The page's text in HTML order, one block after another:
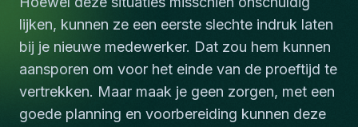
lijken, kunnen ze een eerste slechte indruk laten
bij je nieuwe medewerker. Dat zou hem kunnen
aansporen om voor het einde van de proeftijd te
vertrekken. Maar maak je geen zorgen, met een
goede planning en voorbereiding kunnen deze